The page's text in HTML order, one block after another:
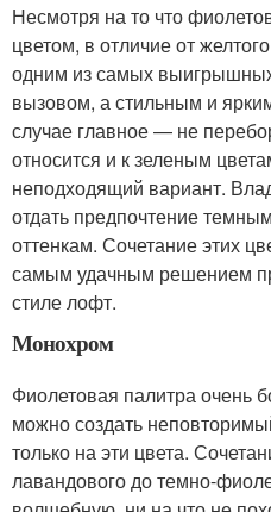
Несмотря на то что
цветом, в отличие от
одним из самых
вызовом, а стильным и
случае главное — не
относится и к зеленым
неподходящий вариант.
отдать предпочтение
оттенкам. Сочетание этих
самым удачным решением
стиле лофт.
Монохром
Фиолетовая палитра очень
можно создать
только на эти цвета.
лавандового до темно-